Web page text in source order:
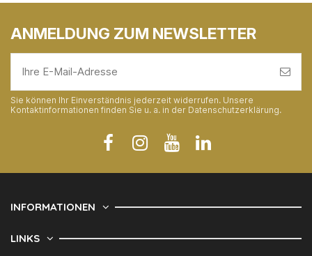
ANMELDUNG ZUM NEWSLETTER
Sie können Ihr Einverständnis jederzeit widerrufen. Unsere
Kontaktinformationen finden Sie u. a. in der Datenschutzerklärung.
INFORMATIONEN
LINKS